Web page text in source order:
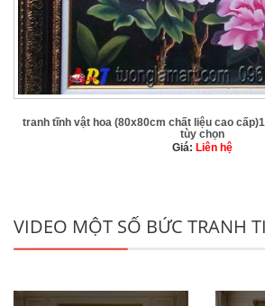
tranh tĩnh vật hoa (80x80cm chất liệu cao
tùy chọn
Giá: Liên hệ
VIDEO MỘT SỐ BỨC TRANH